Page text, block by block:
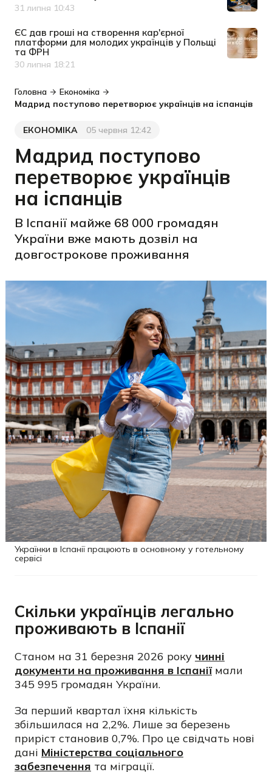
Дата публікації
31 липня 10:43
ЄС дав гроші на створення кар'єрної
платформи для молодих українців у Польщі
та ФРН
Дата публікації
30 липня 18:21
Головна
Економіка
Мадрид поступово перетворює українців на іспанців
Категорія
ЕКОНОМІКА
Дата публікації05 червня 12:42
Мадрид поступово
перетворює українців
на іспанців
В Іспанії майже 68 000 громадян
України вже мають дозвіл на
довгострокове проживання
Українки в Іспанії працюють в основному у готельному
сервісі
Скільки українців легально
проживають в Іспанії
Станом на 31 березня 2026 року чинні
документи на проживання в Іспаніїмали
345 995 громадян України.
За перший квартал їхня кількість
збільшилася на 2,2%. Лише за березень
приріст становив 0,7%. Про це свідчать нові
дані Міністерства соціального
забезпечення та міграції.